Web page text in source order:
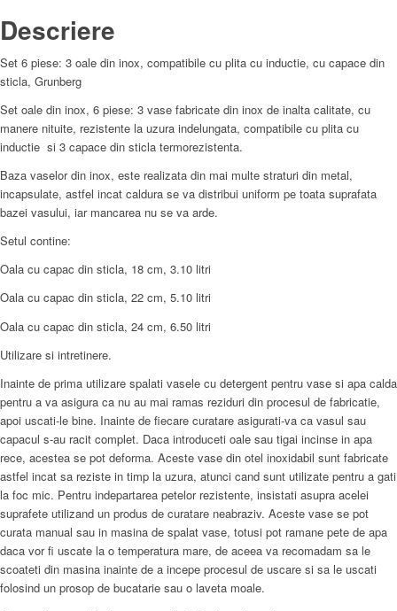
Descriere
Set 6 piese: 3 oale din inox, compatibile cu plita cu inductie, cu capace din
sticla, Grunberg
Set oale din inox, 6 piese: 3 vase fabricate din inox de inalta calitate, cu
manere nituite, rezistente la uzura indelungata, compatibile cu plita cu
inductie si 3 capace din sticla termorezistenta.
Baza vaselor din inox, este realizata din mai multe straturi din metal,
incapsulate, astfel incat caldura se va distribui uniform pe toata suprafata
bazei vasului, iar mancarea nu se va arde.
Setul contine:
Oala cu capac din sticla, 18 cm, 3.10 litri
Oala cu capac din sticla, 22 cm, 5.10 litri
Oala cu capac din sticla, 24 cm, 6.50 litri
Utilizare si intretinere.
Inainte de prima utilizare spalati vasele cu detergent pentru vase si apa calda
pentru a va asigura ca nu au mai ramas reziduri din procesul de fabricatie,
apoi uscati-le bine. Inainte de fiecare curatare asigurati-va ca vasul sau
capacul s-au racit complet. Daca introduceti oale sau tigai incinse in apa
rece, acestea se pot deforma. Aceste vase din otel inoxidabil sunt fabricate
astfel incat sa reziste in timp la uzura, atunci cand sunt utilizate pentru a gati
la foc mic. Pentru indepartarea petelor rezistente, insistati asupra acelei
suprafete utilizand un produs de curatare neabraziv. Aceste vase se pot
curata manual sau in masina de spalat vase, totusi pot ramane pete de apa
daca vor fi uscate la o temperatura mare, de aceea va recomadam sa le
scoateti din masina inainte de a incepe procesul de uscare si sa le uscati
folosind un prosop de bucatarie sau o laveta moale.